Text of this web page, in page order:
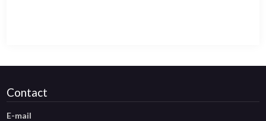
Contact
E-mail